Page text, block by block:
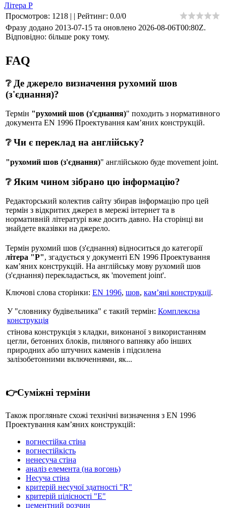
Літера Р
Просмотров: 1218 | | Рейтинг: 0.0/0
Фразу додано 2013-07-15 та оновлено 2026-08-06T00:80Z.
Відповідно: більше року тому.
FAQ
❔ Де джерело визначення рухомий шов
(з'єднання)?
Термін "рухомий шов (з'єднання)" походить з нормативного
документа EN 1996 Проектування кам’яних конструкцій.
❔ Чи є переклад на англійську?
"рухомий шов (з'єднання)" англійською буде movement joint.
❔ Яким чином зібрано цю інформацію?
Редакторський колектив сайту збирав інформацію про цей
термін з відкритих джерел в мережі інтернет та в
нормативній літературі вже досить давно. На сторінці ви
знайдете вказівки на джерело.
Термін рухомий шов (з'єднання) відноситься до категорії
літера "Р", згадується у документі EN 1996 Проектування
кам’яних конструкцій. На англійську мову рухомий шов
(з'єднання) перекладається, як 'movement joint'.
Ключові слова сторінки: EN 1996, шов, кам’яні конструкції.
У "словнику будівельника" є такий термін: Комплексна
конструкція
стінова конструкція з кладки, виконаної з використанням
цегли, бетонних блоків, пиляного вапняку або інших
природних або штучних каменів і підсилена
залізобетонними включеннями, як...
👉Суміжні терміни
Також прогляньте схожі технічні визначення з EN 1996
Проектування кам’яних конструкцій:
вогнестійка стіна
вогнестійкість
ненесуча стіна
аналіз елемента (на вогонь)
Несуча стіна
критерій несучої здатності "R"
критерій цілісності "E"
цементний розчин